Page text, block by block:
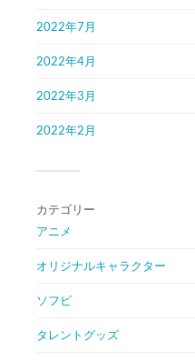
2022年7月
2022年4月
2022年3月
2022年2月
カテゴリー
アニメ
オリジナルキャラクター
ソフビ
タレントグッズ